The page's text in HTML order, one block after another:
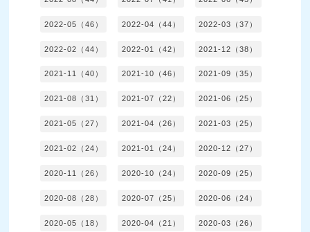
2022-05（46） 2022-04（44） 2022-03（37）
2022-02（44） 2022-01（42） 2021-12（38）
2021-11（40） 2021-10（46） 2021-09（35）
2021-08（31） 2021-07（22） 2021-06（25）
2021-05（27） 2021-04（26） 2021-03（25）
2021-02（24） 2021-01（24） 2020-12（27）
2020-11（26） 2020-10（24） 2020-09（25）
2020-08（28） 2020-07（25） 2020-06（24）
2020-05（18） 2020-04（21） 2020-03（26）